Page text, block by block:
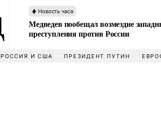
Новость часа
Медведев пообещал возмездие
преступления против России
РОССИЯ И США ПРЕЗИДЕНТ ПУТИН